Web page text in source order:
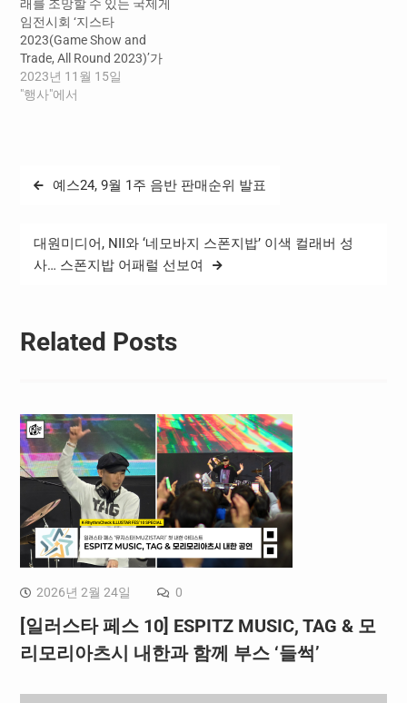
래를 조망할 수 있는 국제게
임전시회 ‘지스타
2023(Game Show and
Trade, All Round 2023)’가
11월 16일(목) 부산 벡스코
에서 대단원의 막을 올린다.
보산업진흥원이 공동 주관
다. 개막식에는 강신철 지스
타조직위원회 위원장과 함
께 올해 지스타의 참가사 및
2023년 11월 15일
"행사"에서
글
예스24, 9월 1주 음반 판매순위 발표
대원미디어, NII와 ‘네모바지 스폰지밥’ 이색 컬래버 성
사… 스폰지밥 어패럴 선보여
Related Posts
2026년 2월 24일 0
[일러스타 페스 10] ESPITZ MUSIC, TAG & 모
리모리아츠시 내한과 함께 부스 ‘들썩’